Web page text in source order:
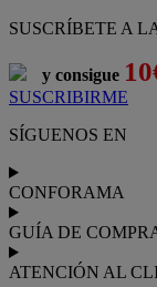
SUSCRÍBETE A
y consigue
SUSCRIBIRME
SÍGUENOS EN
CONFORAMA
GUÍA DE
ATENCIÓN AL